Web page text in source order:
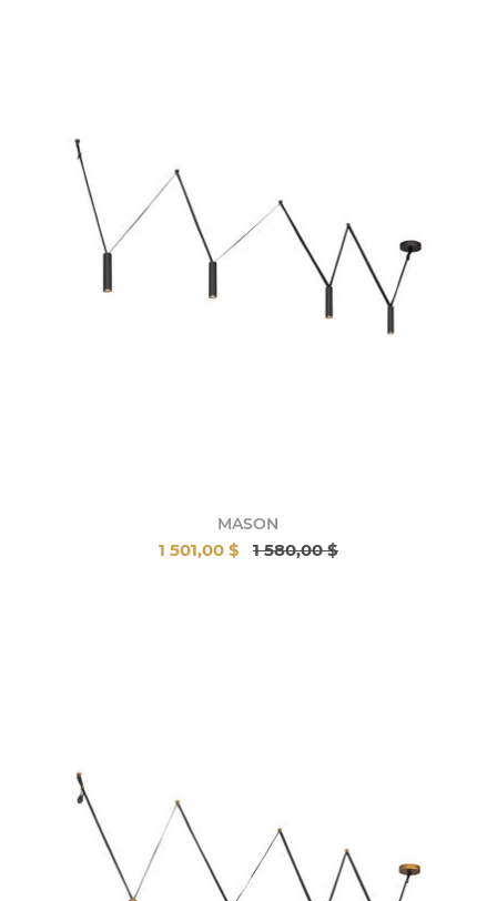
MASON
1 501,00 $ 1 580,00 $